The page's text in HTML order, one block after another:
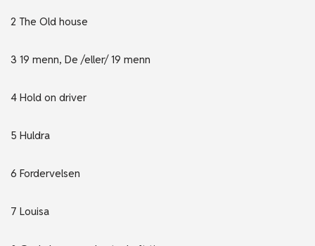
2 The Old house
3 19 menn, De /eller/ 19 menn
4 Hold on driver
5 Huldra
6 Fordervelsen
7 Louisa